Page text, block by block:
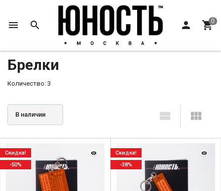
Аксессуары Брелки
Брелки
Количество: 3
В наличии
Скидка!
-50%
Скидка!
-38%